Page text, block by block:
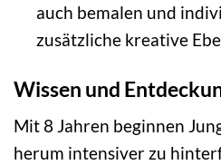
auch bemalen und
zusätzliche kreative
Wissen und
Mit 8 Jahren beginnen
herum intensiver zu